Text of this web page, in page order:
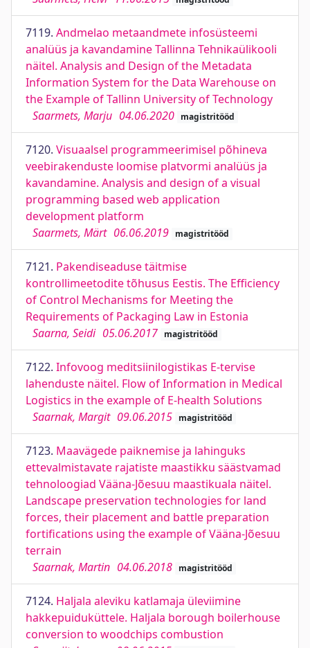
7119. Andmelao metaandmete infosüsteemi
analüüs ja kavandamine Tallinna Tehnikaülikooli
näitel. Analysis and Design of the Metadata
Information System for the Data Warehouse on
the Example of Tallinn University of Technology
Saarmets, Marju 04.06.2020 magistritööd
7120. Visuaalsel programmeerimisel põhineva
veebirakenduste loomise platvormi analüüs ja
kavandamine. Analysis and design of a visual
programming based web application
development platform
Saarmets, Märt 06.06.2019 magistritööd
7121. Pakendiseaduse täitmise
kontrollimeetodite tõhusus Eestis. The Efficiency
of Control Mechanisms for Meeting the
Requirements of Packaging Law in Estonia
Saarna, Seidi 05.06.2017 magistritööd
7122. Infovoog meditsiinilogistikas E-tervise
lahenduste näitel. Flow of Information in Medical
Logistics in the example of E-health Solutions
Saarnak, Margit 09.06.2015 magistritööd
7123. Maavägede paiknemise ja lahinguks
ettevalmistavate rajatiste maastikku säästvamad
tehnoloogiad Vääna-Jõesuu maastikuala näitel.
Landscape preservation technologies for land
forces, their placement and battle preparation
fortifications using the example of Vääna-Jõesuu
terrain
Saarnak, Martin 04.06.2018 magistritööd
7124. Haljala aleviku katlamaja üleviimine
hakkepuiduküttele. Haljala borough boilerhouse
conversion to woodchips combustion